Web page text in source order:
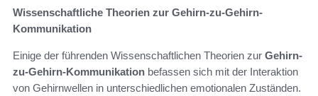
Wissenschaftliche Theorien zur Gehirn-zu-Gehirn-
Kommunikation
Einige der führenden Wissenschaftlichen Theorien zur Gehirn-
zu-Gehirn-Kommunikation befassen sich mit der Interaktion
von Gehirnwellen in unterschiedlichen emotionalen Zuständen.